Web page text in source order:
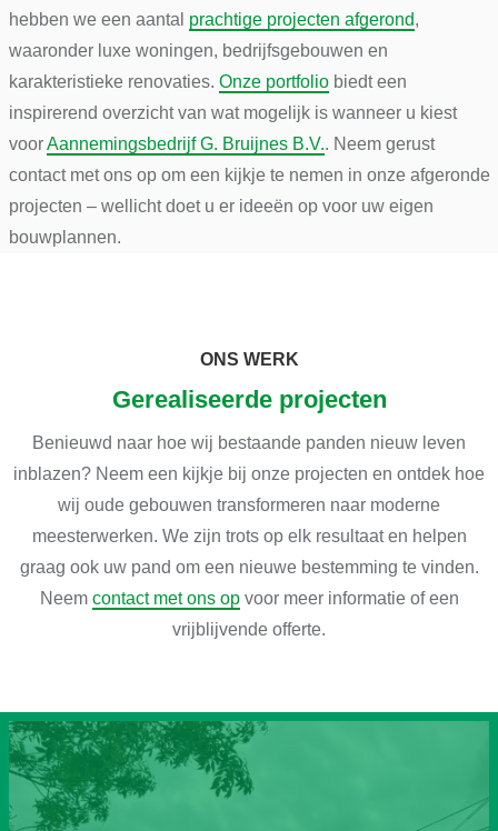
hebben we een aantal prachtige projecten afgerond,
waaronder luxe woningen, bedrijfsgebouwen en
karakteristieke renovaties. Onze portfoliobiedt een
inspirerend overzicht van wat mogelijk is wanneer u kiest
voorAannemingsbedrijf G. Bruijnes B.V.. Neem gerust
contact met ons op om een kijkje te nemen in onze afgeronde
projecten – wellicht doet u er ideeën op voor uw eigen
bouwplannen.
ONS WERK
Gerealiseerde projecten
Benieuwd naar hoe wij bestaande panden nieuw leven
inblazen? Neem een kijkje bij onze projecten en ontdek hoe
wij oude gebouwen transformeren naar moderne
meesterwerken. We zijn trots op elk resultaat en helpen
graag ook uw pand om een nieuwe bestemming te vinden.
Neem contact met ons opvoor meer informatie of een
vrijblijvende offerte.